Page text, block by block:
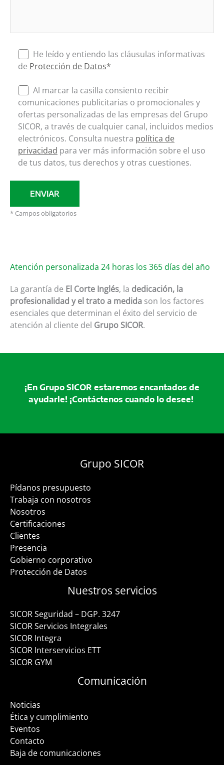
He leído y entiendo las cláusulas informativas
de Protección de Datos*
Al marcar la casilla consiento recibir
comunicaciones publicitarias o promocionales y
ofertas personalizadas de las empresas del Grupo
SICOR, a través de cualquier canal, incluidos medios
electrónicos. Consulta nuestra política de
privacidad para ver más información sobre el uso
de tus datos, tus derechos y otras cuestiones.
* Campos obligatorios
Atención personalizada 24 horas los 365 días del año
La garantía de El Corte Inglés, la dedicación, la
profesionalidad y el trato a medida son los factores
esenciales que determinan el éxito del servicio de
atención al cliente del Grupo SICOR.
¡En Grupo SICOR estaremos encantados de
ayudarle! ¡Contáctenos cuando lo desee!
Grupo SICOR
Pídanos presupuesto
Trabaja con nosotros
Nosotros
Certificaciones
Clientes
Presencia
Gobierno corporativo
Protección de Datos
Nuestros servicios
SICOR Seguridad – DGP. 3247
SICOR Servicios Integrales
SICOR Integra
SICOR Interservicios ETT
SICOR GYM
Comunicación
Noticias
Ética y cumplimiento
Eventos
Contacto
Baja de comunicaciones